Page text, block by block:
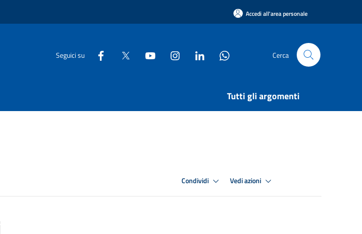
Accedi all'area personale
Seguici su Cerca
Tutti gli argomenti
Condividi Vedi azioni